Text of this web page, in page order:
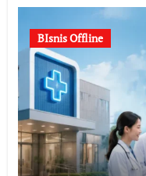
BIsnis Offline